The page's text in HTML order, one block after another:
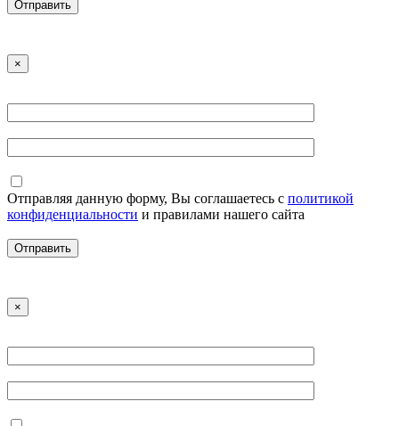
×
Отправляя данную форму, Вы соглашаетесь с политикой
конфиденциальности и правилами нашего сайта
×